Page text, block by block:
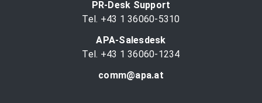
PR-Desk Support
Tel. +43 1 36060-5310
APA-Salesdesk
Tel. +43 1 36060-1234
comm@apa.at